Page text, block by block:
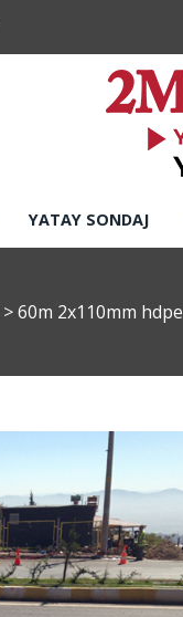
YATAY SONDAJ
>60m 2x110mm hdpe